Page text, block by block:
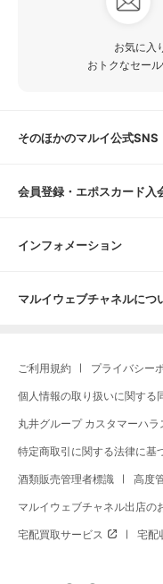
お気に入
おトクなセー
そのほかのマルイ公式SNS
会員登録・エポスカード入
インフォメーション
マルイウェブチャネルにつ
ご利用規約 プライバシー
個人情報の取り扱いに関する
丸井グループ カスタマーハ
特定商取引に関する法律に基
酒類販売管理者標識 高度
マルイウェブチャネル出店の
宅配買取サービス 宅配